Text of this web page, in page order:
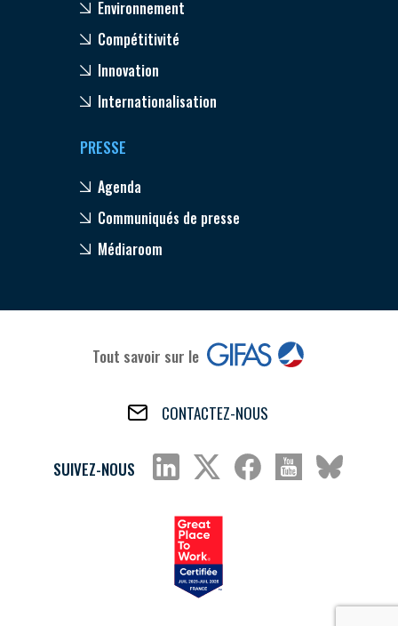
Environnement
Compétitivité
Innovation
Internationalisation
PRESSE
Agenda
Communiqués de presse
Médiaroom
Tout savoir sur le
CONTACTEZ-NOUS
SUIVEZ-NOUS